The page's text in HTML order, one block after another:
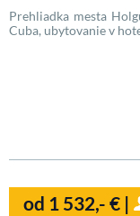
Prehliadka mesta
Cuba, ubytovanie v
od 1 532,- € |